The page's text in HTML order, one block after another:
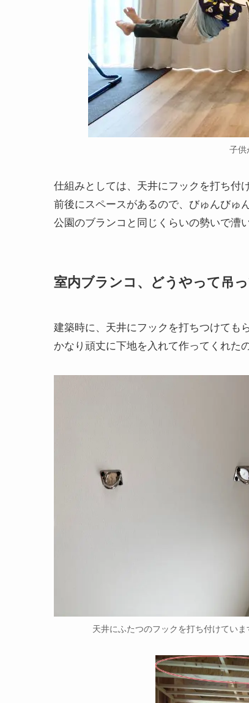
子供
仕組みとしては、天井にフックを打ち付
前後にスペースがあるので、びゅんびゅ
公園のブランコと同じくらいの勢いで漕
室内ブランコ、どうやって吊
建築時に、天井にフックを打ちつけても
かなり頑丈に下地を入れて作ってくれた
天井にふたつのフックを打ち付けていま